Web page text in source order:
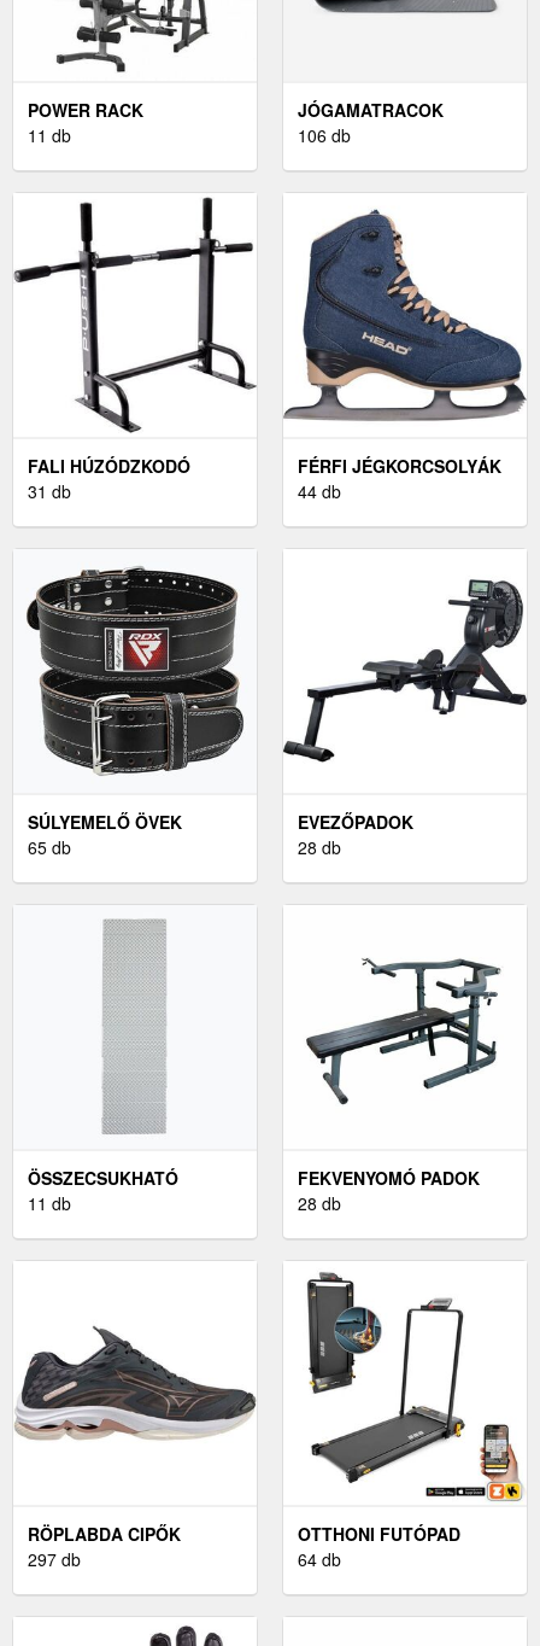
POWER RACK
11 db
JÓGAMATRACOK
106 db
FALI HÚZÓDZKODÓ
31 db
FÉRFI JÉGKORCSOLYÁK
44 db
SÚLYEMELŐ ÖVEK
65 db
EVEZŐPADOK
28 db
ÖSSZECSUKHATÓ
MATRAC
11 db
FEKVENYOMÓ PADOK
28 db
RÖPLABDA CIPŐK
297 db
OTTHONI FUTÓPAD
64 db